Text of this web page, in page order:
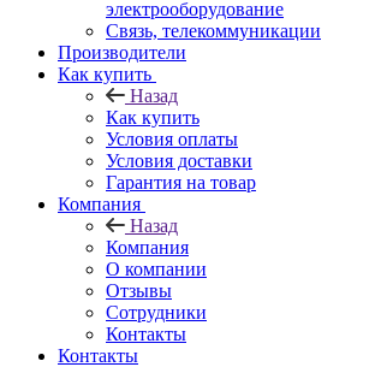
электрооборудование
Связь, телекоммуникации
Производители
Как купить
Назад
Как купить
Условия оплаты
Условия доставки
Гарантия на товар
Компания
Назад
Компания
О компании
Отзывы
Сотрудники
Контакты
Контакты